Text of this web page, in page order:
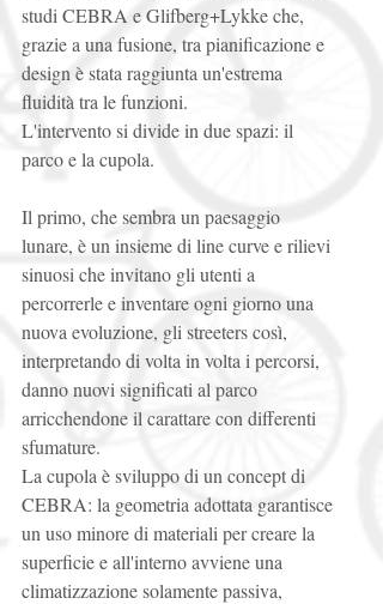
studi CEBRA e Glifberg+Lykke che,
grazie a una fusione, tra pianificazione e
design è stata raggiunta un'estrema
fluidità tra le funzioni.
L'intervento si divide in due spazi: il
parco e la cupola.
Il primo, che sembra un paesaggio
lunare, è un insieme di line curve e rilievi
sinuosi che invitano gli utenti a
percorrerle e inventare ogni giorno una
nuova evoluzione, gli streeters così,
interpretando di volta in volta i percorsi,
danno nuovi significati al parco
arricchendone il carattare con differenti
sfumature.
La cupola è sviluppo di un concept di
CEBRA: la geometria adottata garantisce
un uso minore di materiali per creare la
superficie e all'interno avviene una
climatizzazione solamente passiva,